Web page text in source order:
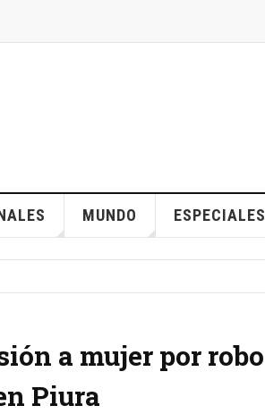
MUNDO ESPECIALES
a mujer por robo
Piura